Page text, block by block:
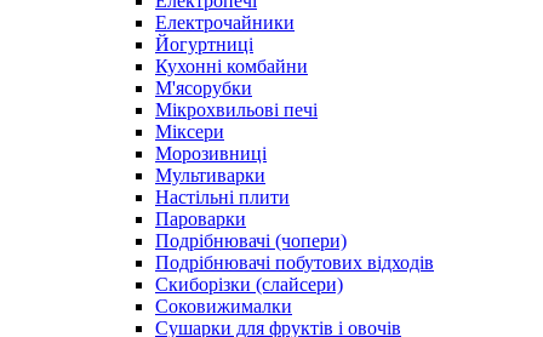
Електрочайники
Йогуртниці
Кухонні комбайни
М'ясорубки
Мікрохвильові печі
Міксери
Морозивниці
Мультиварки
Настільні плити
Пароварки
Подрібнювачі (чопери)
Подрібнювачі побутових відходів
Скиборізки (слайсери)
Соковижималки
Сушарки для фруктів і овочів